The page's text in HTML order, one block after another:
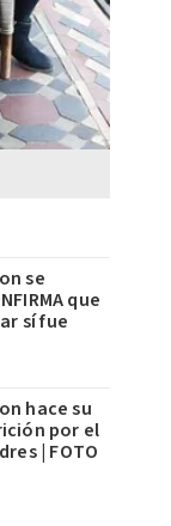
se
que
sí fue
hace su
por el
| FOTO